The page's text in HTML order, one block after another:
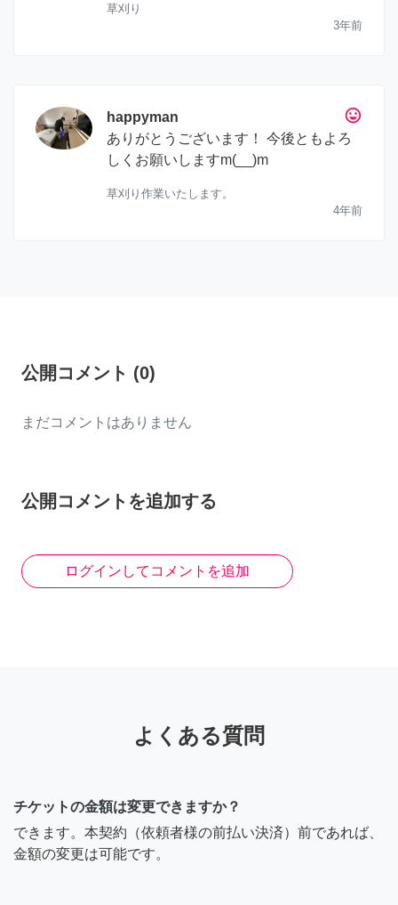
草刈り
3年前
tag_faces
happyman
ありがとうございます！ 今後ともよろ
しくお願いしますm(__)m
草刈り作業いたします。
4年前
公開コメント (0)
まだコメントはありません
公開コメントを追加する
ログインしてコメントを追加
よくある質問
チケットの金額は変更できますか？
できます。本契約（依頼者様の前払い決済）前であれば、
金額の変更は可能です。